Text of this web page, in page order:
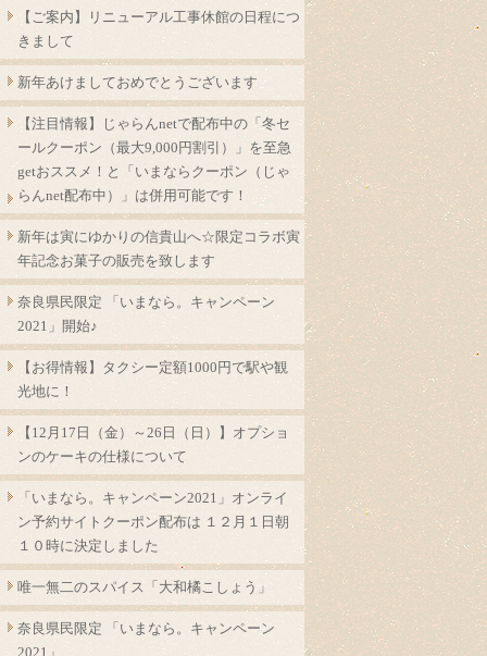
【ご案内】リニューアル工事休館の日程につ
きまして
新年あけましておめでとうございます
【注目情報】じゃらんnetで配布中の「冬セ
ールクーポン（最大9,000円割引）」を至急
getおススメ！と「いまならクーポン（じゃ
らんnet配布中）」は併用可能です！
新年は寅にゆかりの信貴山へ☆限定コラボ寅
年記念お菓子の販売を致します
奈良県民限定 「いまなら。キャンペーン
2021」開始♪
【お得情報】タクシー定額1000円で駅や観
光地に！
【12月17日（金）～26日（日）】オプショ
ンのケーキの仕様について
「いまなら。キャンペーン2021」オンライ
ン予約サイトクーポン配布は １２月１日朝
１０時に決定しました
唯一無二のスパイス「大和橘こしょう」
奈良県民限定 「いまなら。キャンペーン
2021」